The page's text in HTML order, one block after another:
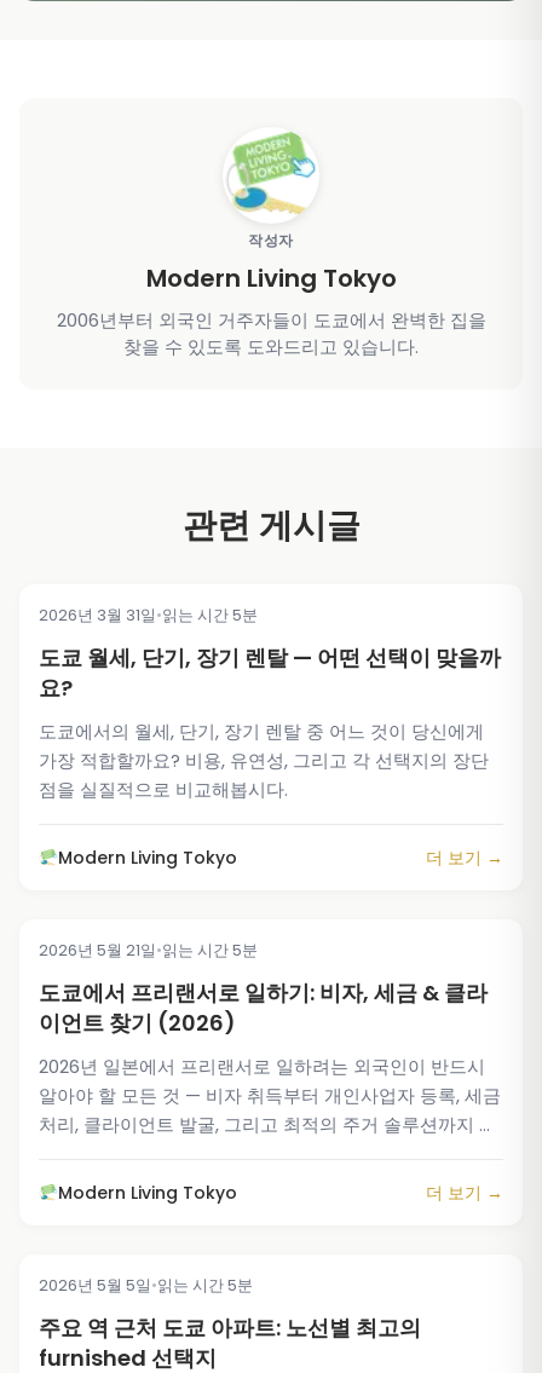
작성자
Modern Living Tokyo
2006년부터 외국인 거주자들이 도쿄에서 완벽한 집을
찾을 수 있도록 도와드리고 있습니다.
관련 게시글
TIPS & TRICKS
2026년 3월 31일•읽는 시간 5분
도쿄 월세, 단기, 장기 렌탈 — 어떤 선택이 맞을까
요?
도쿄에서의 월세, 단기, 장기 렌탈 중 어느 것이 당신에게
가장 적합할까요? 비용, 유연성, 그리고 각 선택지의 장단
점을 실질적으로 비교해봅시다.
Modern Living Tokyo 더 보기 →
TIPS & TRICKS
2026년 5월 21일•읽는 시간 5분
도쿄에서 프리랜서로 일하기: 비자, 세금 & 클라
이언트 찾기 (2026)
2026년 일본에서 프리랜서로 일하려는 외국인이 반드시
알아야 할 모든 것 — 비자 취득부터 개인사업자 등록, 세금
처리, 클라이언트 발굴, 그리고 최적의 주거 솔루션까지 완
Modern Living Tokyo 더 보기 →
TIPS & TRICKS
2026년 5월 5일•읽는 시간 5분
주요 역 근처 도쿄 아파트: 노선별 최고의
furnished 선택지